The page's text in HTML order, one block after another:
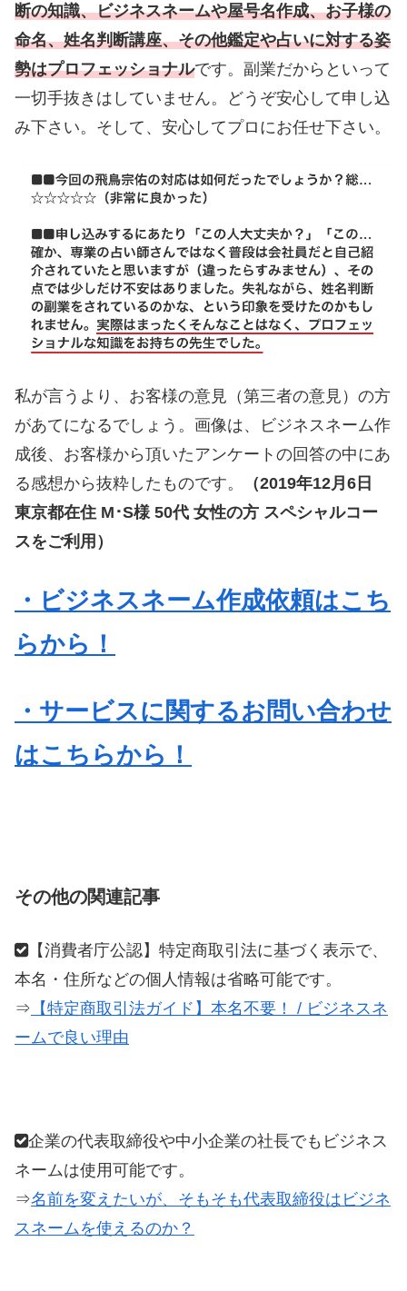
断の知識、ビジネスネームや屋号名作成、お子様の
命名、姓名判断講座、その他鑑定や占いに対する姿
勢はプロフェッショナルです。副業だからといって
一切手抜きはしていません。どうぞ安心して申し込
み下さい。そして、安心してプロにお任せ下さい。
私が言うより、お客様の意見（第三者の意見）の方
があてになるでしょう。画像は、ビジネスネーム作
成後、お客様から頂いたアンケートの回答の中にあ
る感想から抜粋したものです。
（2019年12月6日
東京都在住 M･S様 50代 女性の方 スペシャルコー
スをご利用）
・ビジネスネーム作成依頼はこち
らから！
・サービスに関するお問い合わせ
はこちらから！
その他の関連記事
【消費者庁公認】特定商取引法に基づく表示で、
本名・住所などの個人情報は省略可能です。
⇒ 【特定商取引法ガイド】本名不要！ / ビジネスネ
ームで良い理由
企業の代表取締役や中小企業の社長でもビジネス
ネームは使用可能です。
⇒名前を変えたいが、そもそも代表取締役はビジネ
スネームを使えるのか？